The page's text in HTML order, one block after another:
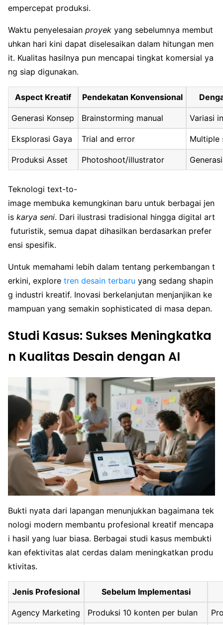
empercepat produksi.
Waktu penyelesaian proyek yang sebelumnya membut
uhkan hari kini dapat diselesaikan dalam hitungan men
it. Kualitas hasilnya pun mencapai tingkat komersial ya
ng siap digunakan.
Aspect Kreatif Pendekatan Konvensional
Generasi Konsep Brainstorming manual Variasi
Eksplorasi Gaya Trial and error Multiple
Produksi Asset Photoshoot/illustrator
Teknologi text-to-
image membuka kemungkinan baru untuk berbagai jen
is karya seni. Dari ilustrasi tradisional hingga digital art
futuristik, semua dapat dihasilkan berdasarkan prefer
ensi spesifik.
Untuk memahami lebih dalam tentang perkembangan t
erkini, explore tren desain terbaru yang sedang shapin
g industri kreatif. Inovasi berkelanjutan menjanjikan ke
mampuan yang semakin sophisticated di masa depan.
Studi Kasus: Sukses Meningkatka
n Kualitas Desain dengan AI
Bukti nyata dari lapangan menunjukkan bagaimana tek
nologi modern membantu profesional kreatif mencapa
i hasil yang luar biasa. Berbagai studi kasus membukti
kan efektivitas alat cerdas dalam meningkatkan produ
ktivitas.
Jenis Profesional Sebelum Implementasi
Agency Marketing Produksi 10 konten per bulan